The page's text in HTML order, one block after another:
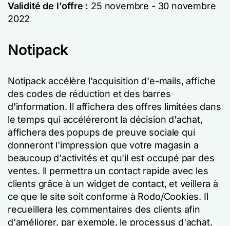
Validité de l'offre : 25 novembre - 30 novembre
2022
Notipack
Notipack accélère l'acquisition d'e-mails, affiche
des codes de réduction et des barres
d'information. Il affichera des offres limitées dans
le temps qui accéléreront la décision d'achat,
affichera des popups de preuve sociale qui
donneront l'impression que votre magasin a
beaucoup d'activités et qu'il est occupé par des
ventes. Il permettra un contact rapide avec les
clients grâce à un widget de contact, et veillera à
ce que le site soit conforme à Rodo/Cookies. Il
recueillera les commentaires des clients afin
d'améliorer, par exemple, le processus d'achat,